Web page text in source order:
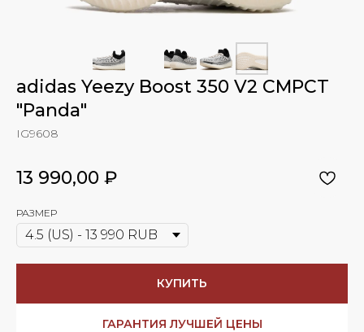
adidas Yeezy Boost 350 V2 CMPCT
"Panda"
IG9608
13 990,00 ₽
РАЗМЕР
КУПИТЬ
ГАРАНТИЯ ЛУЧШЕЙ ЦЕНЫ